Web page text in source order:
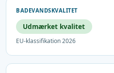
BADEVANDSKVALITET
Udmærket kvalitet
EU-klassifikation 2026